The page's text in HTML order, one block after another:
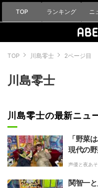
TOP ランキング ニ
TOP 川島零士 2ページ目
川島零士
川島零士の最新ニュ
「野菜
現代の
食べまく
声優と夜あそ
関智一